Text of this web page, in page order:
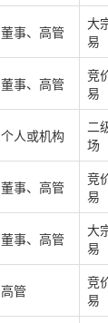
董事、高管
大
易
董事、高管
竞
易
个人或机构
二
场
董事、高管
竞
易
董事、高管
大
易
高管
竞
易